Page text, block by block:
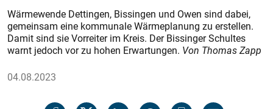
Wärmewende Dettingen, Bissingen und Owen sind dabei,
gemeinsam eine kommunale Wärmeplanung zu erstellen.
Damit sind sie Vorreiter im Kreis. Der Bissinger Schultes
warnt jedoch vor zu hohen Erwartungen. Von Thomas Zapp
04.08.2023